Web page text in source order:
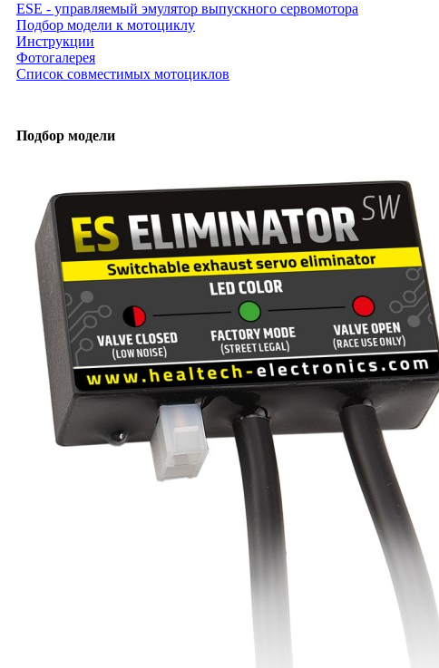
ESE - управляемый эмулятор выпускного сервомотора
Подбор модели к мотоциклу
Инструкции
Фотогалерея
Список совместимых мотоциклов
Подбор модели